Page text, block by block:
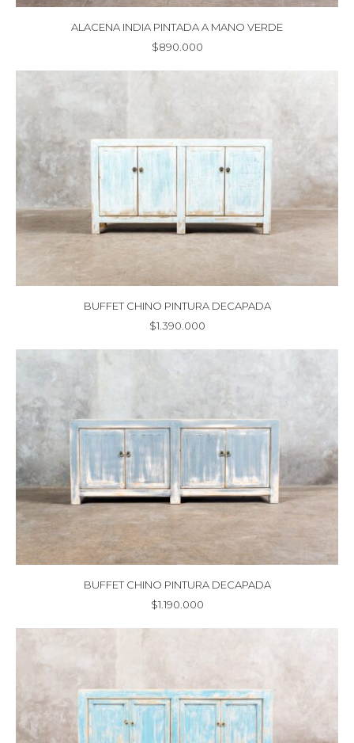
ALACENA INDIA PINTADA A MANO VERDE
$890.000
BUFFET CHINO PINTURA DECAPADA
$1.390.000
BUFFET CHINO PINTURA DECAPADA
$1.190.000